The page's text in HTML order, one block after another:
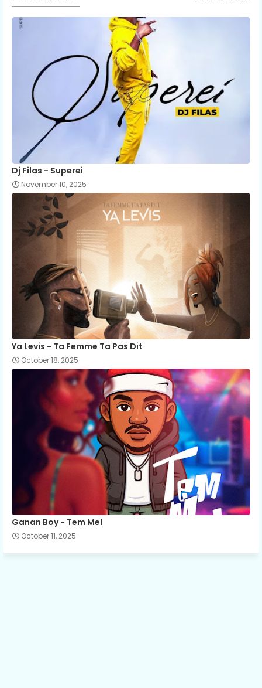
Dj Filas - Superei
November 10, 2025
Ya Levis - Ta Femme Ta Pas Dit
October 18, 2025
Ganan Boy - Tem Mel
October 11, 2025